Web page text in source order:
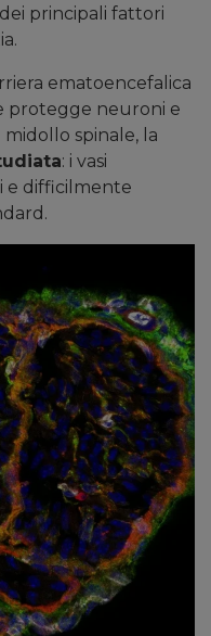
principali fattori
ematoencefalica
protegge neuroni e
spinale, la
: i vasi
e difficilmente